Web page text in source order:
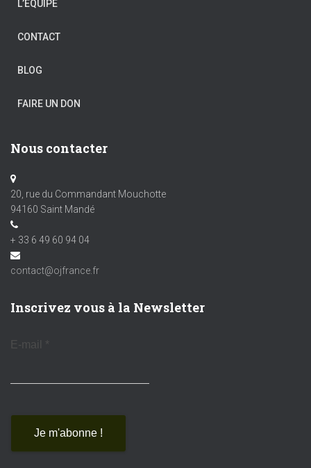
L’ÉQUIPE
CONTACT
BLOG
FAIRE UN DON
Nous contacter
20, rue du Commandant Mouchotte
94160 Saint Mandé
+ 33 6 49 60 94 04
contact@ojfrance.fr
Inscrivez vous à la Newsletter
E-mail *